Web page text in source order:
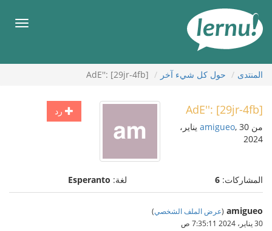
المحتويات
قائمة
المنتدى حول كل شيء آخر AdE'': [29jr-4fb]
رد AdE'': [29jr-4fb]
من amigueo , 30 يناير،
2024
المشاركات: 6 لغة: Esperanto
amigueo
(عرض الملف الشخصي)
30 يناير، 2024 7:35:11 ص